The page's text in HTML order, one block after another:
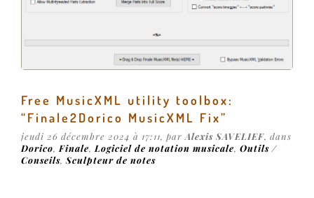
Free MusicXML utility toolbox:
“Finale2Dorico MusicXML Fix”
jeudi 26 décembre 2024 à 17:11, par Alexis SAVELIEF, dans
Dorico, Finale, Logiciel de notation musicale, Outils /
Conseils, Sculpteur de notes